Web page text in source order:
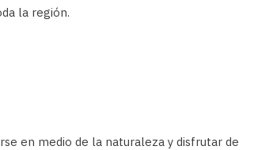
la región.
en medio de la naturaleza y disfrutar de